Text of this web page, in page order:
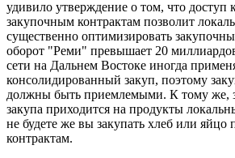
удивило утверждение о том, что доступ
закупочным контрактам позволит
существенно оптимизировать
оборот "Реми" превышает 20
сети на Дальнем Востоке иногда
консолидированный закуп, поэтому
должны быть приемлемыми. К тому же,
закупа приходится на продукты
не будете же вы закупать хлеб или яйцо
контрактам.